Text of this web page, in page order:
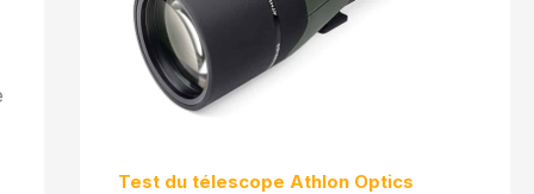
Test du télescope Athlon Optics